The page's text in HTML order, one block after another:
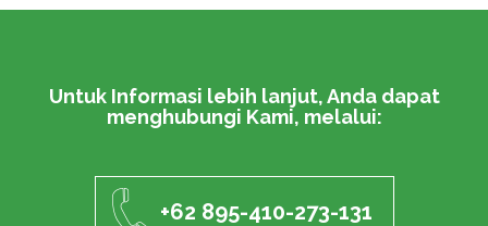
Untuk Informasi lebih lanjut, Anda dapat
menghubungi Kami, melalui:
+62 895-410-273-131